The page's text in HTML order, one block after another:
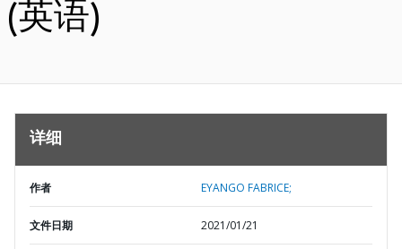
(英语)
详细
作者 EYANGO FABRICE;
文件日期 2021/01/21